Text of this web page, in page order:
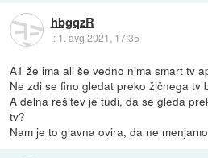
hbgqzR
:: 1. avg 2021, 17:35
A1 že ima ali še vedno nima smart tv
Ne zdi se fino gledat preko žičnega tv
A delna rešitev je tudi, da se gleda
tv?
Nam je to glavna ovira, da ne